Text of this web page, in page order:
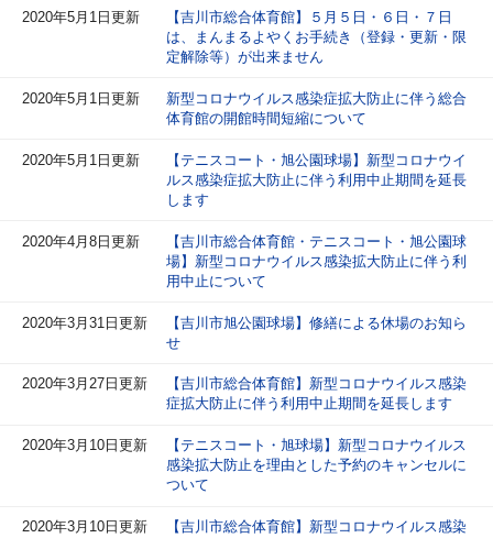
2020年5月1日更新
【吉川市総合体育館】５月５日・６日・７日
は、まんまるよやくお手続き（登録・更新・限
定解除等）が出来ません
2020年5月1日更新
新型コロナウイルス感染症拡大防止に伴う総合
体育館の開館時間短縮について
2020年5月1日更新
【テニスコート・旭公園球場】新型コロナウイ
ルス感染症拡大防止に伴う利用中止期間を延長
します
2020年4月8日更新
【吉川市総合体育館・テニスコート・旭公園球
場】新型コロナウイルス感染拡大防止に伴う利
用中止について
2020年3月31日更新
【吉川市旭公園球場】修繕による休場のお知ら
せ
2020年3月27日更新
【吉川市総合体育館】新型コロナウイルス感染
症拡大防止に伴う利用中止期間を延長します
2020年3月10日更新
【テニスコート・旭球場】新型コロナウイルス
感染拡大防止を理由とした予約のキャンセルに
ついて
2020年3月10日更新
【吉川市総合体育館】新型コロナウイルス感染